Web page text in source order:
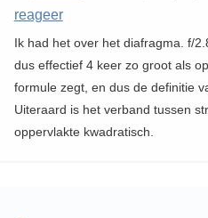
reageer
Ik had het over het diafragma. f/
dus effectief 4 keer zo groot als
formule zegt, en dus de definitie
Uiteraard is het verband tussen
oppervlakte kwadratisch.